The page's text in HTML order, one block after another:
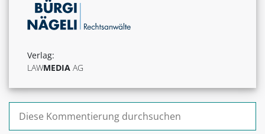
Verlag:
LAWMEDIA AG
Suchen nach: